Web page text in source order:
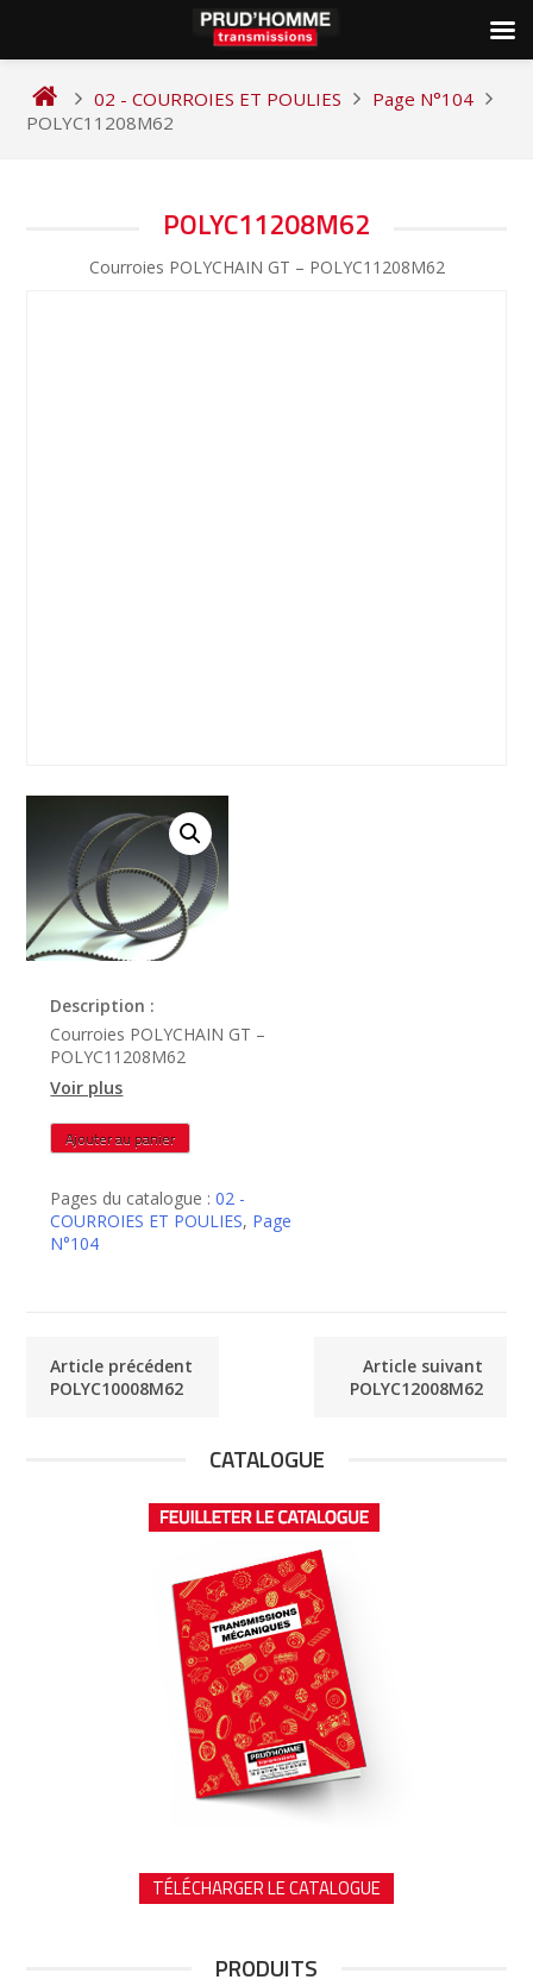
content
02 - COURROIES ET POULIES
Page N°104
POLYC11208M62
POLYC11208M62
Courroies POLYCHAIN GT – POLYC11208M62
Description :
Courroies POLYCHAIN GT –
POLYC11208M62
Voir plus
quantité
de
Ajouter au panier
Pages du catalogue :02 -
COURROIES ET POULIES, Page
N°104
Article précédent
POLYC10008M62
Article suivant
POLYC12008M62
CATALOGUE
TÉLÉCHARGER LE CATALOGUE
PRODUITS